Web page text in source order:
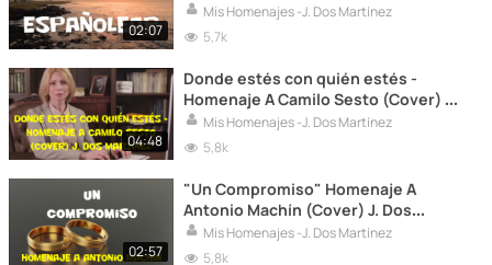
02:07
Mis Homenajes -J. Dos Martínez
5,7k
04:48
Donde estés con quién estés -
Homenaje A Camilo Sesto (Cover) J.
Dos Martínez.
Mis Homenajes -J. Dos Martínez
5,8k
02:57
"Un Compromiso" Homenaje A
Antonio Machín (Cover) J. Dos
Martínez.
Mis Homenajes -J. Dos Martínez
5,8k